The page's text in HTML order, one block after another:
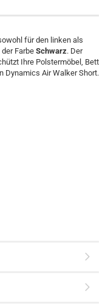
für den linken als
Farbe Schwarz. Der
Ihre Polstermöbel, Bett
Dynamics Air Walker Short.